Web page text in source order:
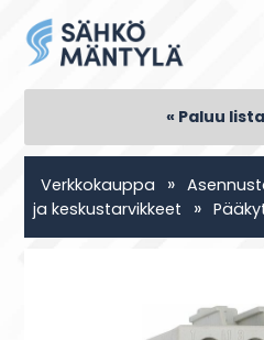
« Paluu
Verkkokauppa »
ja keskustarvikkeet
»